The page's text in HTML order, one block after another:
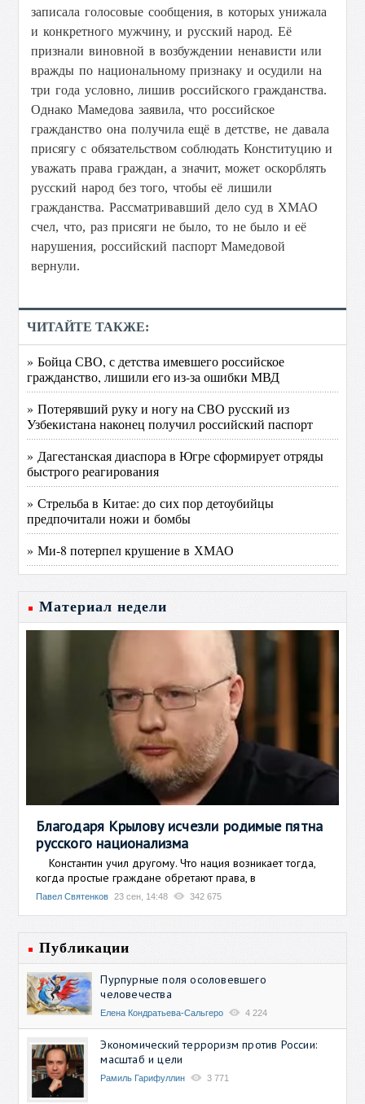
записала голосовые сообщения, в которых унижала
и конкретного мужчину, и русский народ. Её
признали виновной в возбуждении ненависти или
вражды по национальному признаку и осудили на
три года условно, лишив российского гражданства.
Однако Мамедова заявила, что российское
гражданство она получила ещё в детстве, не давала
присягу с обязательством соблюдать Конституцию и
уважать права граждан, а значит, может оскорблять
русский народ без того, чтобы её лишили
гражданства. Рассматривавший дело суд в ХМАО
счел, что, раз присяги не было, то не было и её
нарушения, российский паспорт Мамедовой
вернули.
ЧИТАЙТЕ ТАКЖЕ:
» Бойца СВО, с детства имевшего российское
гражданство, лишили его из-за ошибки МВД
» Потерявший руку и ногу на СВО русский из
Узбекистана наконец получил российский паспорт
» Дагестанская диаспора в Югре сформирует отряды
быстрого реагирования
» Стрельба в Китае: до сих пор детоубийцы
предпочитали ножи и бомбы
» Ми-8 потерпел крушение в ХМАО
Материал недели
Благодаря Крылову исчезли родимые пятна
русского национализма
Константин учил другому. Что нация возникает тогда,
когда простые граждане обретают права, в
Павел Святенков 23 сен, 14:48 342 675
Публикации
Пурпурные поля осоловевшего
человечества
Елена Кондратьева-Сальгеро 4 224
Экономический терроризм против России:
масштаб и цели
Рамиль Гарифуллин 3 771